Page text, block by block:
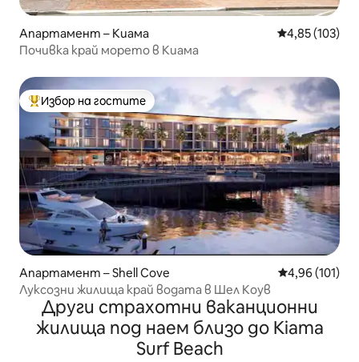
Апартамент – Киама Средна
4,85 (103)
Почивка край морето в Киама
Най-популярен избор на гостите
Избор на гостите
Апартамент – Shell Cove Средна
4,96 (101)
Луксозни жилища край водата в Шел Коув
Други страхотни ваканционни
жилища под наем близо до Kiama
Surf Beach